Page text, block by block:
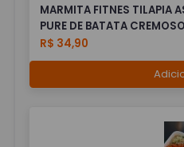
MARMITA FITNES TILAPIA
PURE DE BATATA CREMOSO
R$ 34,90